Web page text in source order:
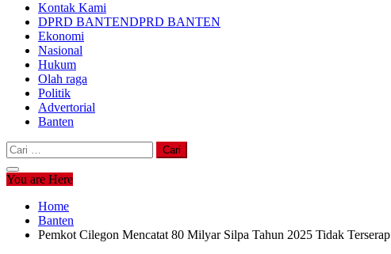
Kontak Kami
DPRD BANTENDPRD BANTEN
Ekonomi
Nasional
Hukum
Olah raga
Politik
Advertorial
Banten
Cari
untuk:
You are Here
Home
Banten
Pemkot Cilegon Mencatat 80 Milyar Silpa Tahun 2025 Tidak Terserap